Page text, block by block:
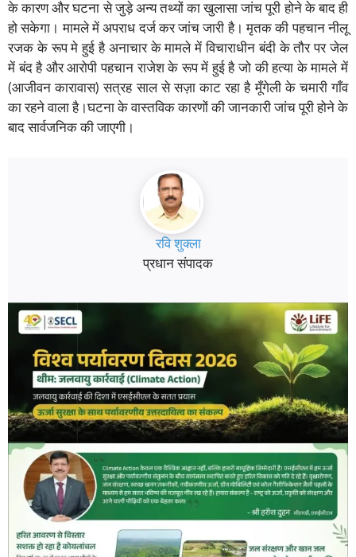
के कारण और घटना से जुड़े अन्य तथ्यों का खुलासा जांच पूरी होने के बाद ही
हो सकेगा। मामले में अपराध दर्ज कर जांच जारी है। मृतक की पहचान नीलू
रजक के रूप मे हुई है अनाचार के मामले में विचाराधीन बंदी के तौर पर जेल
में बंद है और आरोपी पहचान राजेश के रूप में हुई है जो की हत्या के मामले में
(आजीवन कारावास) सत्रह साल से सज़ा काट रहा है मूँगेली के चमारी गाँव
का रहने वाला है।घटना के वास्तविक कारणों की जानकारी जांच पूरी होने के
बाद सार्वजनिक की जाएगी।
रवि शुक्ला
प्रधान संपादक